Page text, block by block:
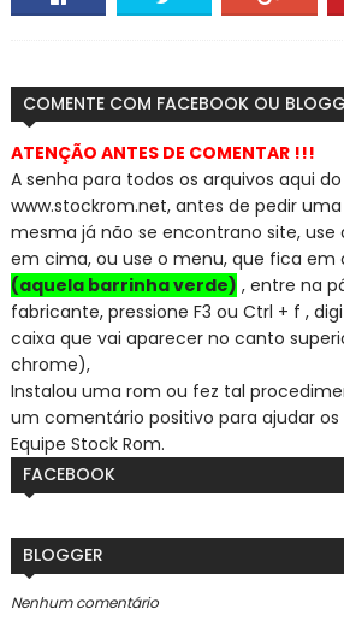
COMENTE COM FACEBOOK OU
ATENÇÃO ANTES DE COMENTAR !!!
A senha para todos os arquivos aqui
www.stockrom.net, antes de pedir
mesma já não se encontrano site, use
em cima, ou use o menu, que fica
(aquela barrinha verde) , entre na
fabricante, pressione F3 ou Ctrl + f ,
caixa que vai aparecer no canto
chrome),
Instalou uma rom ou fez tal
um comentário positivo para ajudar os
Equipe Stock Rom.
FACEBOOK
BLOGGER
Nenhum comentário